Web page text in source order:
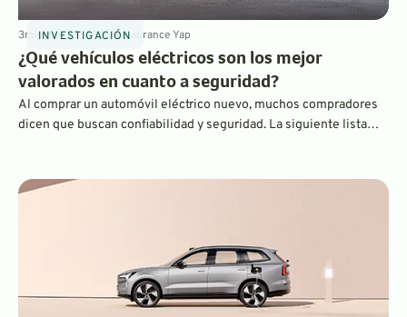
INVESTIGACIÓN
3minMay 25, 2025 ByLaurance Yap
¿Qué vehículos eléctricos son los mejor
valorados en cuanto a seguridad?
Al comprar un automóvil eléctrico nuevo, muchos compradores
dicen que buscan confiabilidad y seguridad. La siguiente lista
(IIHS).